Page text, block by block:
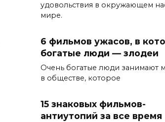
удовольствия в окружающем
мире.
6 фильмов ужасов, в
богатые люди — злодеи
Очень богатые люди занимают
в обществе, которое
15 знаковых фильмов-
антиутопий за все время